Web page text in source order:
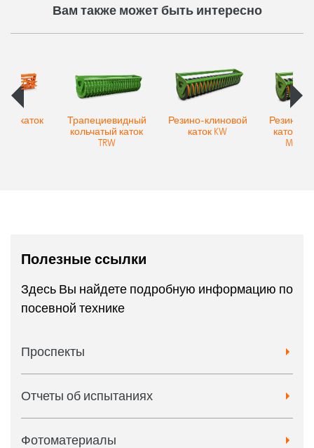
Вам также может быть интересно
каток
Трапециевидный
кольчатый каток
TRW
Резино-клиновой
каток KW
Резино-
каток с
Matrix
Полезные ссылки
Здесь Вы найдете подробную информацию по
посевной технике
Проспекты
Отчеты об испытаниях
Фотоматериалы